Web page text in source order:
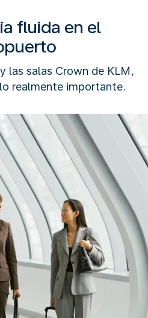
fluida en el
las salas Crown de KLM,
realmente importante.